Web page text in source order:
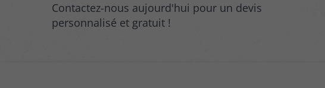
Contactez-nous aujourd'hui pour un devis
personnalisé et gratuit !